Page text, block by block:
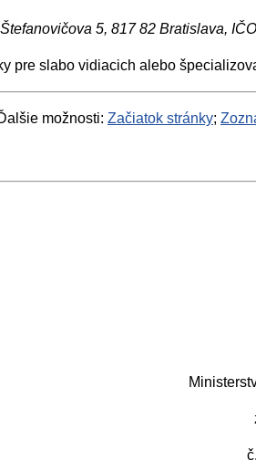
5, 817 82 Bratislava,
pre slabo vidiacich alebo
možnosti: Začiatok stránky;